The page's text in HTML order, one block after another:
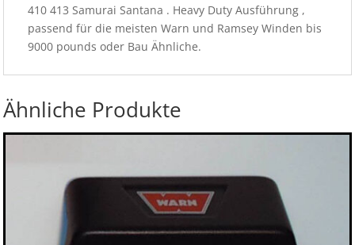
410 413 Samurai Santana . Heavy Duty Ausführung ,
passend für die meisten Warn und Ramsey Winden bis
9000 pounds oder Bau Ähnliche.
Ähnliche Produkte